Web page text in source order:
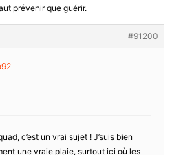
prévenir que guérir.
#91200
c’est un vrai sujet ! J’suis bien
une vraie plaie, surtout ici où les